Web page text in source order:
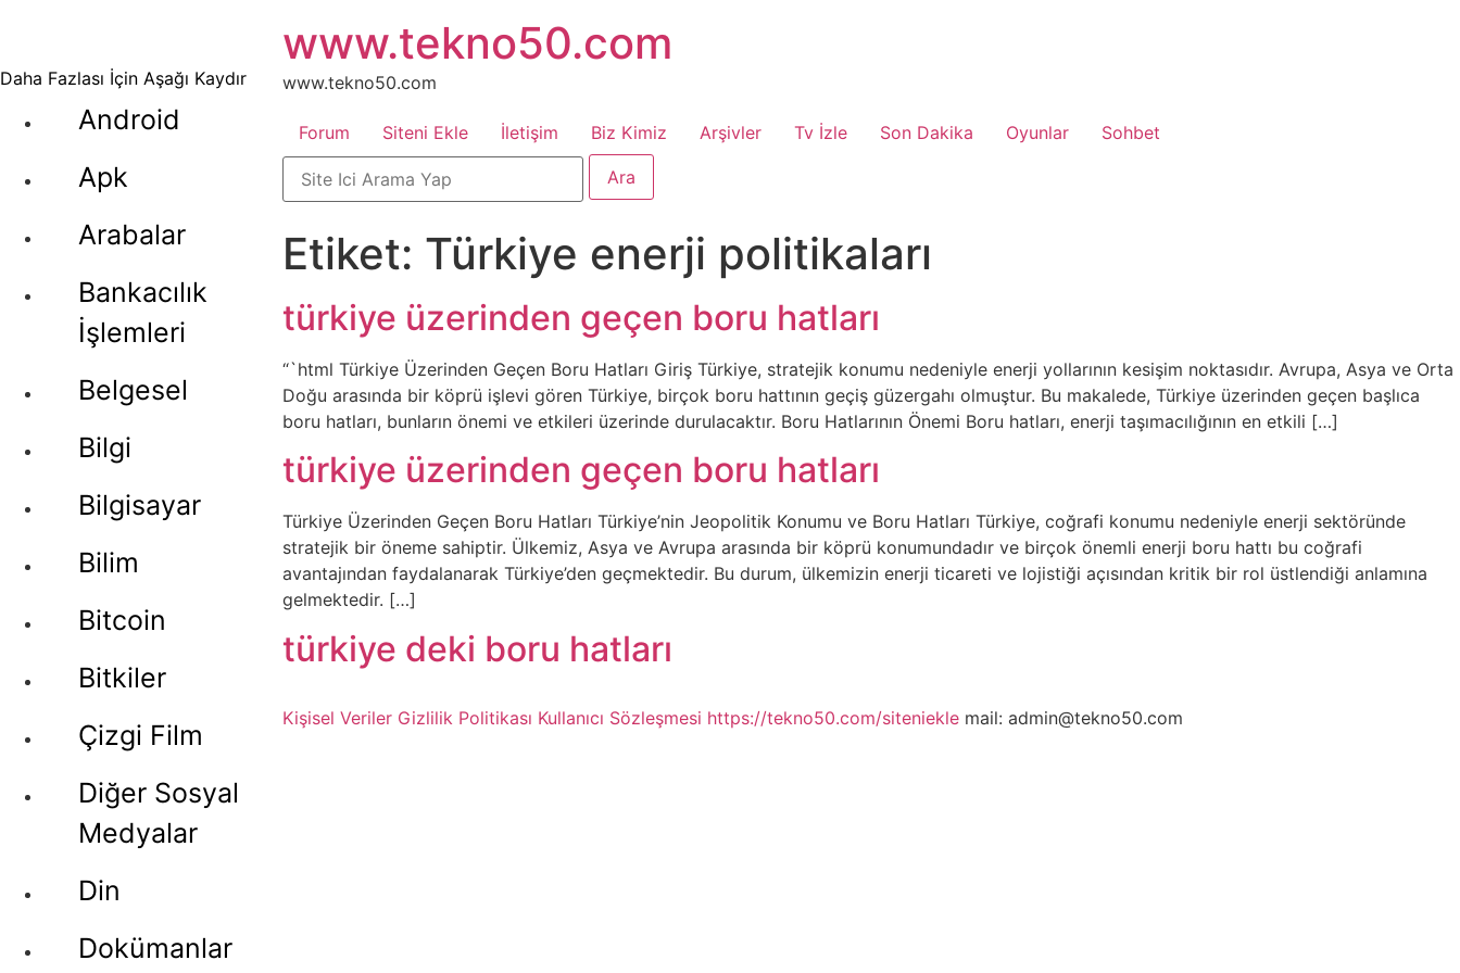
Daha Fazlası İçin Aşağı Kaydır
Android
Apk
Arabalar
Bankacılık
İşlemleri
Belgesel
Bilgi
Bilgisayar
Bilim
Bitcoin
Bitkiler
Çizgi Film
Diğer Sosyal
Medyalar
Din
Dokümanlar
atla
www.tekno50.com
www.tekno50.com
Forum Siteni Ekle İletişim Biz Kimiz Arşivler Tv İzle Son Dakika Oyunlar Sohbet
Etiket: Türkiye enerji politikaları
türkiye üzerinden geçen boru hatları
“`html Türkiye Üzerinden Geçen Boru Hatları Giriş Türkiye, stratejik konumu nedeniyle enerji yollarının kesişim noktasıdır. Avrupa, Asya ve Orta
Doğu arasında bir köprü işlevi gören Türkiye, birçok boru hattının geçiş güzergahı olmuştur. Bu makalede, Türkiye üzerinden geçen başlıca
boru hatları, bunların önemi ve etkileri üzerinde durulacaktır. Boru Hatlarının Önemi Boru hatları, enerji taşımacılığının en etkili […]
türkiye üzerinden geçen boru hatları
Türkiye Üzerinden Geçen Boru Hatları Türkiye’nin Jeopolitik Konumu ve Boru Hatları Türkiye, coğrafi konumu nedeniyle enerji sektöründe
stratejik bir öneme sahiptir. Ülkemiz, Asya ve Avrupa arasında bir köprü konumundadır ve birçok önemli enerji boru hattı bu coğrafi
avantajından faydalanarak Türkiye’den geçmektedir. Bu durum, ülkemizin enerji ticareti ve lojistiği açısından kritik bir rol üstlendiği anlamına
gelmektedir. […]
türkiye deki boru hatları
Kişisel Veriler Gizlilik Politikası Kullanıcı Sözleşmesi https://tekno50.com/siteniekle mail: admin@tekno50.com